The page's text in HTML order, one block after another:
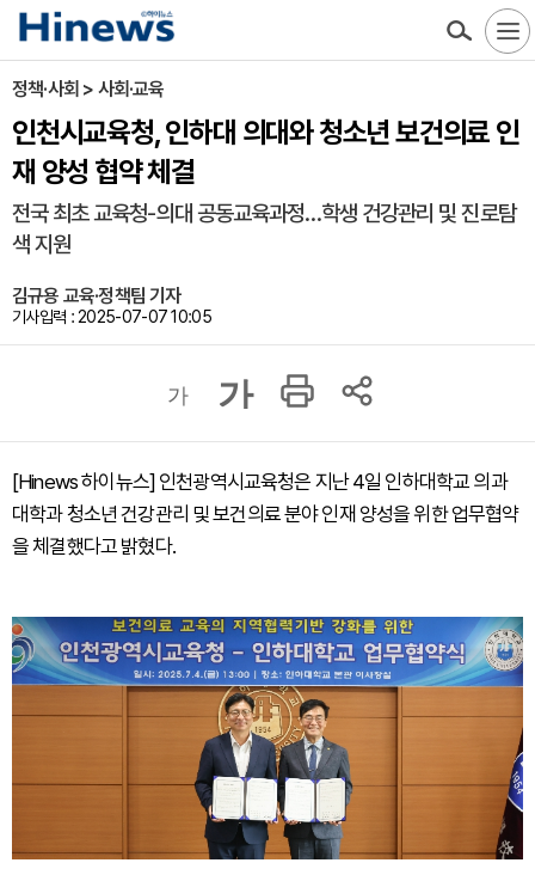
정책·사회 > 사회·교육
인천시교육청, 인하대 의대와 청소년 보건의료 인
재 양성 협약 체결
전국 최초 교육청-의대 공동교육과정…학생 건강관리 및 진로탐
색 지원
김규용 교육·정책팀 기자
기사입력 : 2025-07-07 10:05
가 가
[Hinews 하이뉴스] 인천광역시교육청은 지난 4일 인하대학교 의과
대학과 청소년 건강관리 및 보건의료 분야 인재 양성을 위한 업무협약
을 체결했다고 밝혔다.